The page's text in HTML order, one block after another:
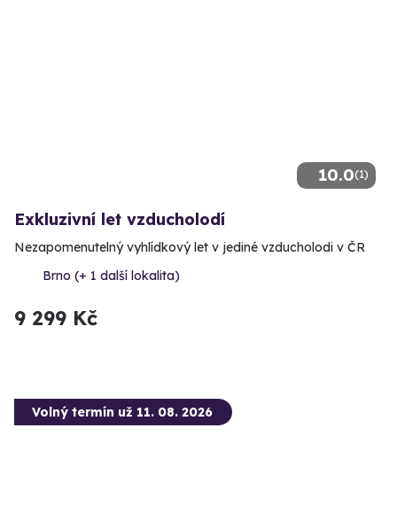
10.0(1)
Exkluzivní let vzducholodí
Nezapomenutelný vyhlídkový let v jediné vzducholodi v ČR
Brno (+ 1 další lokalita)
9 299 Kč
Volný termín už 11. 08. 2026